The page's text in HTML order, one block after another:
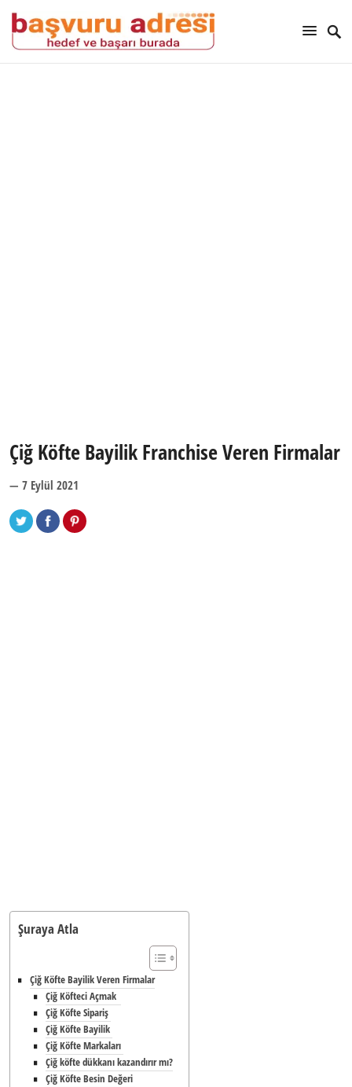
Çiğ Köfte Bayilik Franchise Veren Firmalar
— 7 Eylül 2021
Şuraya Atla
Çiğ Köfte Bayilik Veren Firmalar
Çiğ Köfteci Açmak
Çiğ Köfte Sipariş
Çiğ Köfte Bayilik
Çiğ Köfte Markaları
Çiğ köfte dükkanı kazandırır mı?
Çiğ Köfte Besin Değeri